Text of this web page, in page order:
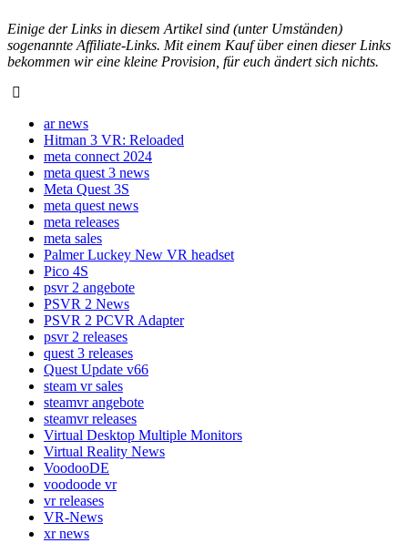
Einige der Links in diesem Artikel sind (unter Umständen)
sogenannte Affiliate-Links. Mit einem Kauf über einen dieser Links
bekommen wir eine kleine Provision, für euch ändert sich nichts.
ar news
Hitman 3 VR: Reloaded
meta connect 2024
meta quest 3 news
Meta Quest 3S
meta quest news
meta releases
meta sales
Palmer Luckey New VR headset
Pico 4S
psvr 2 angebote
PSVR 2 News
PSVR 2 PCVR Adapter
psvr 2 releases
quest 3 releases
Quest Update v66
steam vr sales
steamvr angebote
steamvr releases
Virtual Desktop Multiple Monitors
Virtual Reality News
VoodooDE
voodoode vr
vr releases
VR-News
xr news